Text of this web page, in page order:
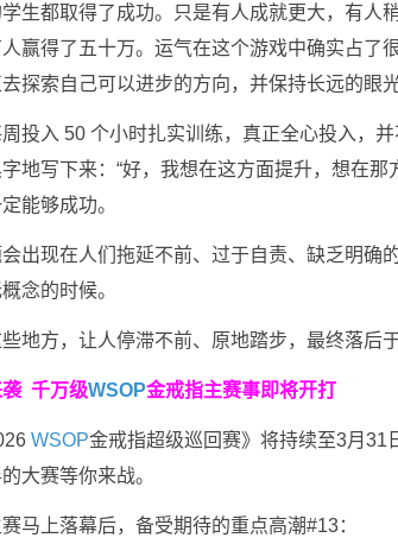
生都取得了成功。只是有人成就更大，有人
赢得了五十万。运气在这个游戏中确实占了
探索自己可以进步的方向，并保持长远的眼
投入 50 个小时扎实训练，真正全心投入，
地写下来：“好，我想在这方面提升，想在
能够成功。
出现在人们拖延不前、过于自责、缺乏明确
念的时候。
地方，让人停滞不前、原地踏步，最终落后
千万级WSOP金戒指主赛事即将开打
WSOP金戒指超级巡回赛》将持续至3月31
大赛等你来战。
马上落幕后，备受期待的重点高潮#13：